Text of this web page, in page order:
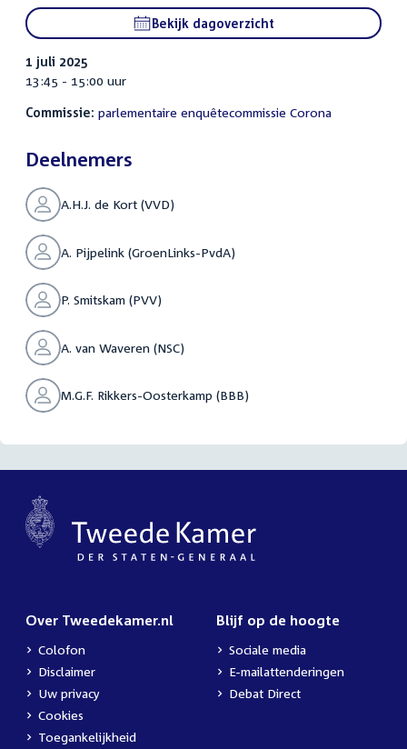
Bekijk dagoverzicht
1 juli 2025
13:45 - 15:00 uur
Commissie: parlementaire enquêtecommissie Corona
Deelnemers
A.H.J. de Kort (VVD)
A. Pijpelink (GroenLinks-PvdA)
P. Smitskam (PVV)
A. van Waveren (NSC)
M.G.F. Rikkers-Oosterkamp (BBB)
Over Tweedekamer.nl
Colofon
Disclaimer
Uw privacy
Cookies
Toegankelijkheid
Blijf op de hoogte
Sociale media
E-mailattenderingen
Debat Direct